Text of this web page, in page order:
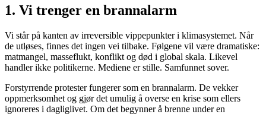
1. Vi trenger en brannalarm
Vi står på kanten av irreversible vippepunkter i klimasystemet. Når
de utløses, finnes det ingen vei tilbake. Følgene vil være dramatiske:
matmangel, masseflukt, konflikt og død i global skala. Likevel
handler ikke politikerne. Mediene er stille. Samfunnet sover.
Forstyrrende protester fungerer som en brannalarm. De vekker
oppmerksomhet og gjør det umulig å overse en krise som ellers
ignoreres i dagliglivet. Om det begynner å brenne under en